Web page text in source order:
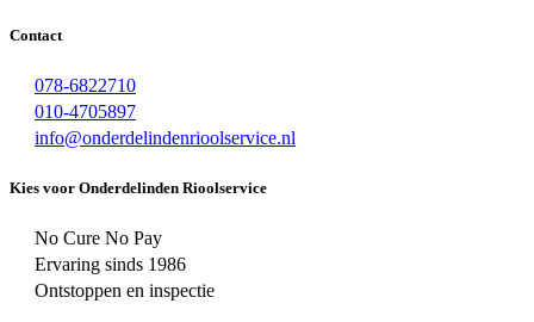
Contact
078-6822710
010-4705897
info@onderdelindenrioolservice.nl
Kies voor Onderdelinden Rioolservice
No Cure No Pay
Ervaring sinds 1986
Ontstoppen en inspectie